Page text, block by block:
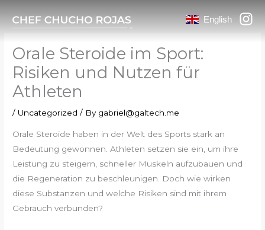
English
Orale Steroide im Sport:
Risiken und Nutzen für
Athleten
/ Uncategorized / By gabriel@galtech.me
Orale Steroide haben in der Welt des Sports stark an
Bedeutung gewonnen. Athleten setzen sie ein, um ihre
Leistung zu steigern, schneller Muskeln aufzubauen und
die Regeneration zu beschleunigen. Doch wie wirken
diese Substanzen und welche Risiken sind mit ihrem
Gebrauch verbunden?